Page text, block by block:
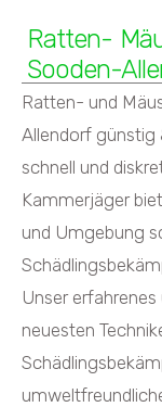
Ratten-
Sooden-
Ratten- und
Allendorf günstig
schnell und
Kammerjäger
und Umgebung
Unser
neuesten